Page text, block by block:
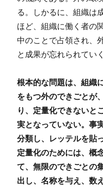
る。しかるに、組織は
ほど、組織に働く者の
中のことで占領され、
と成果が忘れられてい
根本的な問題は、組織
をもつ外のできごとが
り、定量化できないと
実となっていない。事
分類し、レッテルを貼
定量化のためには、概
て、無限のできごとの
出し、名称を与え、数